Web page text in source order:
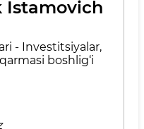
Istamovich
- Investitsiyalar,
boshlig‘i